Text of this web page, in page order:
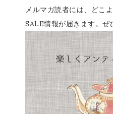
メルマガ読者には、どこ
SALE情報が届きます。ぜ